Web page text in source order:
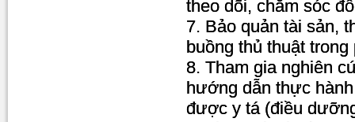
theo dõi, chăm sóc
7. Bảo quản tài sản,
buồng thủ thuật
8. Tham gia nghiên
hướng dẫn thực
được y tá (điều